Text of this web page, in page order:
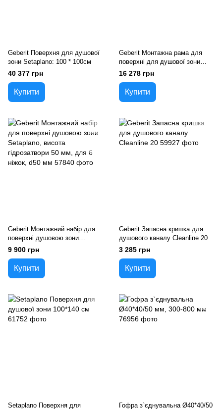
Geberit Поверхня для душової
зони Setaplano: 100 * 100см
40 377 грн
Купити
Geberit Монтажна рама для
поверхні для душової зони
Setaplano до 100 см, для 4х
ніжок 100 * 100 см
16 278 грн
Купити
Geberit Монтажний набір для
поверхні душовою зони
Setaplano, висота гідрозатвори
50 мм, для 6 ніжок, d50 мм
9 900 грн
Купити
Geberit Запасна кришка для
душового каналу Cleanline 20
3 285 грн
Купити
Setaplano Поверхня для
Гофра з`єднувальна Ø40*40/50